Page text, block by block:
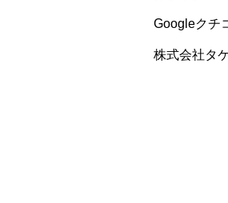
Googleクチ
株式会社タ